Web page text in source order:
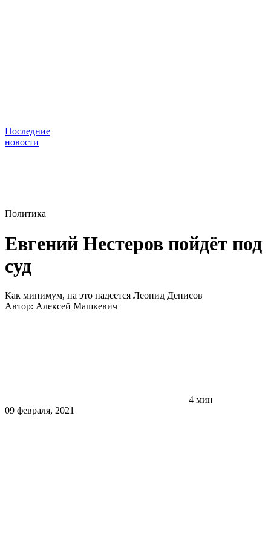
Последние
новости
Политика
Евгений Нестеров пойдёт под
суд
Как минимум, на это надеется Леонид Денисов
Автор: Алексей Машкевич
4 мин
09 февраля, 2021